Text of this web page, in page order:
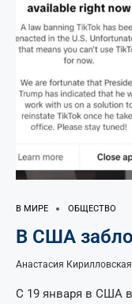
В МИРЕ ОБЩЕСТВО
В США
Анастасия Кирилловская
С 19 января в США